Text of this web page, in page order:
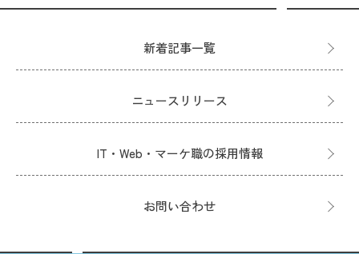
新着記事一覧
ニュースリリース
IT・Web・マーケ職の採用情報
お問い合わせ